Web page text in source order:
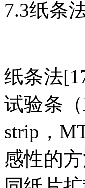
7.3纸条
纸条法
试验条
strip，
感性的